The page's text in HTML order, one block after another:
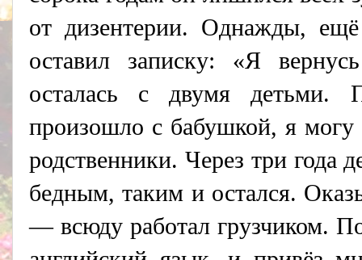
от дизентерии. Однажды,
оставил записку: «Я
осталась с двумя
произошло с бабушкой, я могу
родственники. Через три года
бедным, таким и остался.
— всюду работал грузчиком.